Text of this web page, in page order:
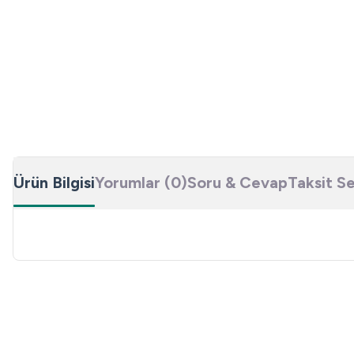
Ürün BilgisiYorumlar (0)Soru & CevapTaksit